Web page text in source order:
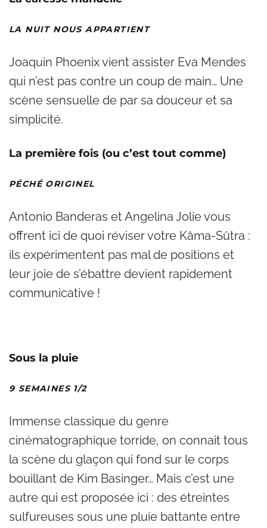
LA NUIT NOUS APPARTIENT
Joaquin Phoenix vient assister Eva Mendes
qui n’est pas contre un coup de main… Une
scène sensuelle de par sa douceur et sa
simplicité.
La première fois (ou c’est tout comme)
PÉCHÉ ORIGINEL
Antonio Banderas et Angelina Jolie vous
offrent ici de quoi réviser votre Kâma-Sûtra :
ils expérimentent pas mal de positions et
leur joie de s’ébattre devient rapidement
communicative !
Sous la pluie
9 SEMAINES 1/2
Immense classique du genre
cinématographique torride, on connait tous
la scène du glaçon qui fond sur le corps
bouillant de Kim Basinger… Mais c’est une
autre qui est proposée ici : des étreintes
sulfureuses sous une pluie battante entre